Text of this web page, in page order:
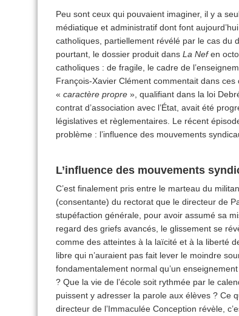
Peu sont ceux qui pouvaient imaginer, il y a
médiatique et administratif dont font
catholiques, partiellement révélé par le cas du
pourtant, le dossier produit dans La Nefen
catholiques : de fragile, le cadre de
François-Xavier Clément commentait dans
« caractère propre », qualifiant dans la loi
contrat d’association avec l’État, avait été
législatives et règlementaires. Le récent
problème : l’influence des mouvements
L’influence des mouvements
C’est finalement pris entre le marteau du
(consentante) du rectorat que le directeur de
stupéfaction générale, pour avoir assumé sa
regard des griefs avancés, le glissement se
comme des atteintes à la laïcité et à la liberté
libre qui n’auraient pas fait lever le moindre
fondamentalement normal qu’un
? Que la vie de l’école soit rythmée par le
puissent y adresser la parole aux élèves ? Ce
directeur de l’Immaculée Conception révèle,